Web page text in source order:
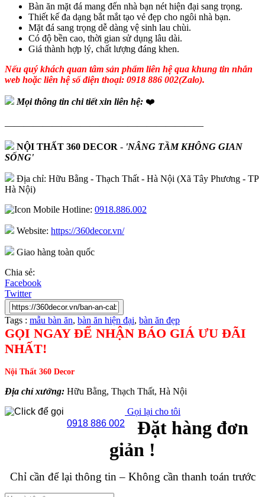
Bàn ăn mặt đá mang đến nhà bạn nét hiện đại sang trọng.
Thiết kế đa dạng bắt mắt tạo vẻ đẹp cho ngôi nhà bạn.
Mặt đá sang trọng dễ dàng vệ sinh lau chùi.
Có độ bền cao, thời gian sử dụng lâu dài.
Giá thành hợp lý, chất lượng đáng khen.
Nếu quý khách quan tâm sản phẩm liên hệ qua khung tin nhắn
web hoặc liên hệ số điện thoại: 0918 886 002(Zalo).
Mọi thông tin chi tiết xin liên hệ: ❤️
—————————————————————
NỘI THẤT 360 DECOR - 'NÂNG TẦM KHÔNG GIAN
SỐNG'
Địa chỉ: Hữu Bằng - Thạch Thất - Hà Nội (Xã Tây Phương - TP
Hà Nội)
Hotline: 0918.886.002
Website: https://360decor.vn/
Giao hàng toàn quốc
Chia sẻ:
Facebook
Twitter
Tags : mẫu bàn ăn, bàn ăn hiện đại, bàn ăn đẹp
GỌI NGAY ĐỂ NHẬN BÁO GIÁ ƯU ĐÃI
NHẤT!
Nội Thất 360 Decor
Địa chỉ xưởng: Hữu Bằng, Thạch Thất, Hà Nội
0918 886 002
Gọi lại cho tôi
Đặt hàng đơn
giản !
Chỉ cần để lại thông tin – Không cần thanh toán trước